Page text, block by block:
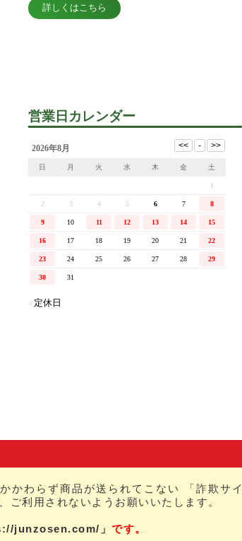
かわらず商品が送られてこない 「詐欺サイ
ご利用されないようお願いいたします。
junzosen.com/」 です。